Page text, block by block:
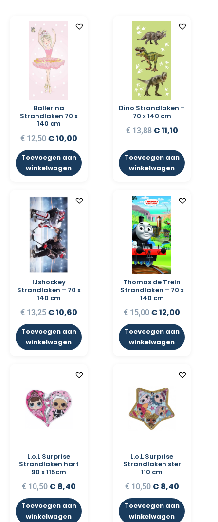
Ballerina
Strandlaken 70 x
140 cm
€12,50 €10,00
Toevoegen aan
winkelwagen
Dino Strandlaken –
70 x 140 cm
€13,88 €11,10
Toevoegen aan
winkelwagen
IJshockey
Strandlaken – 70 x
140 cm
€13,25 €10,60
Toevoegen aan
winkelwagen
Thomas de Trein
Strandlaken – 70 x
140 cm
€15,00 €12,00
Toevoegen aan
winkelwagen
L.o.L Surprise
Strandlaken hart
90 x 115cm
€10,50 € 8,40
Toevoegen aan
winkelwagen
L.o.L Surprise
Strandlaken ster
110 cm
€10,50 € 8,40
Toevoegen aan
winkelwagen